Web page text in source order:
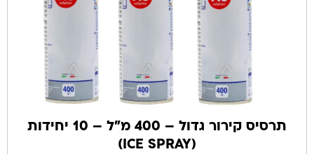
תרסיס קירור גדול – 400 מ”ל – 10 יחידות
(ICE SPRAY)